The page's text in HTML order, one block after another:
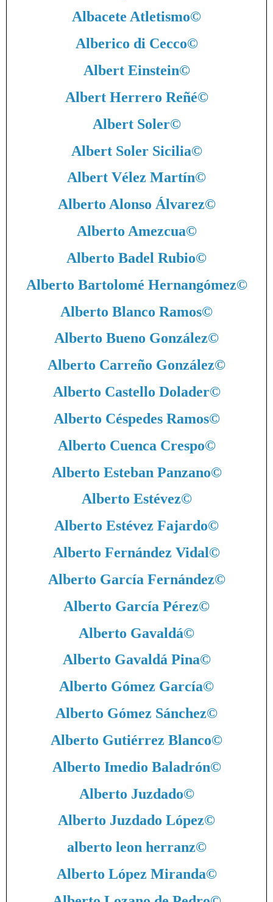
Albacete Atletismo©
Alberico di Cecco©
Albert Einstein©
Albert Herrero Reñé©
Albert Soler©
Albert Soler Sicilia©
Albert Vélez Martín©
Alberto Alonso Álvarez©
Alberto Amezcua©
Alberto Badel Rubio©
Alberto Bartolomé Hernangómez©
Alberto Blanco Ramos©
Alberto Bueno González©
Alberto Carreño González©
Alberto Castello Dolader©
Alberto Céspedes Ramos©
Alberto Cuenca Crespo©
Alberto Esteban Panzano©
Alberto Estévez©
Alberto Estévez Fajardo©
Alberto Fernández Vidal©
Alberto García Fernández©
Alberto García Pérez©
Alberto Gavaldá©
Alberto Gavaldá Pina©
Alberto Gómez García©
Alberto Gómez Sánchez©
Alberto Gutiérrez Blanco©
Alberto Imedio Baladrón©
Alberto Juzdado©
Alberto Juzdado López©
alberto leon herranz©
Alberto López Miranda©